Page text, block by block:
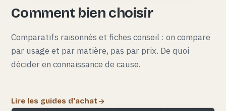
Comment bien choisir
Comparatifs raisonnés et fiches conseil : on compare
par usage et par matière, pas par prix. De quoi
décider en connaissance de cause.
Lire les guides d'achat